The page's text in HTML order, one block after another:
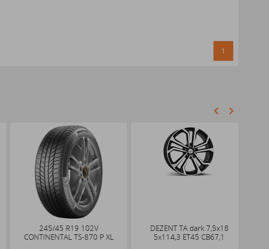
1
245/45 R19 102V
CONTINENTAL TS-870 P XL
DEZENT TA dark 7,5x18
5x114,3 ET45 CB67,1